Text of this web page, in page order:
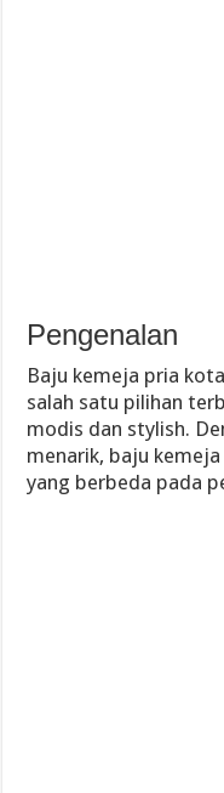
Pengenalan
Baju kemeja pria
salah satu pilihan
modis dan stylish.
menarik, baju
yang berbeda pada